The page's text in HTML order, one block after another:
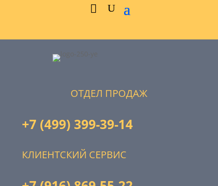
ОТДЕЛ ПРОДАЖ
+7 (499) 399-39-14
КЛИЕНТСКИЙ СЕРВИС